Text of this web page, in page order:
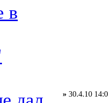
в
» 30.4.10